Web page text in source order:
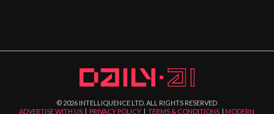
© 2026 INTELLIQUENCE LTD. ALL RIGHTS RESERVED
ADVERTISE WITH US | PRIVACY POLICY |TERMS & CONDITIONS | MODERN